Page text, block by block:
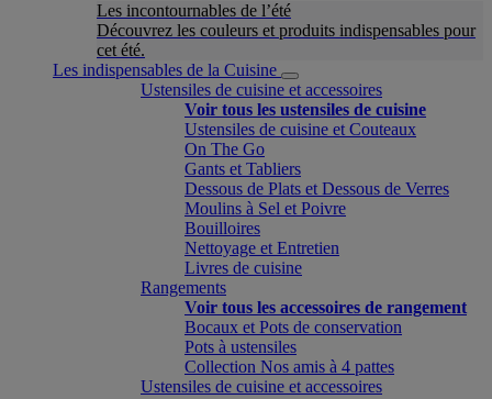
Les incontournables de l’été
Découvrez les couleurs et produits indispensables pour
cet été.
Les indispensables de la Cuisine
Ustensiles de cuisine et accessoires
Voir tous les ustensiles de cuisine
Ustensiles de cuisine et Couteaux
On The Go
Gants et Tabliers
Dessous de Plats et Dessous de Verres
Moulins à Sel et Poivre
Bouilloires
Nettoyage et Entretien
Livres de cuisine
Rangements
Voir tous les accessoires de rangement
Bocaux et Pots de conservation
Pots à ustensiles
Collection Nos amis à 4 pattes
Ustensiles de cuisine et accessoires